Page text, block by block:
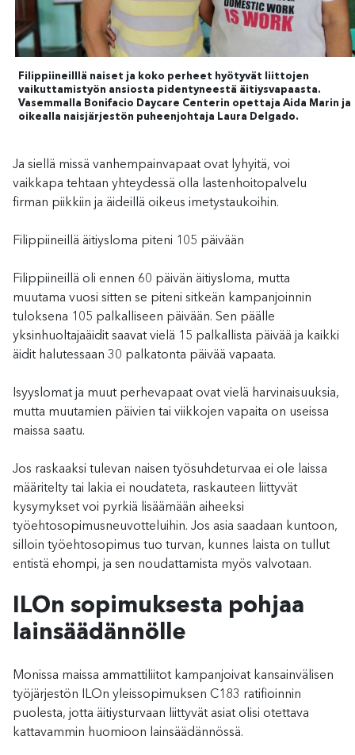
Filippiineilllä naiset ja koko perheet hyötyvät liittojen
vaikuttamistyön ansiosta pidentyneestä äitiysvapaasta.
Vasemmalla Bonifacio Daycare Centerin opettaja Aida Marin ja
oikealla naisjärjestön puheenjohtaja Laura Delgado.
Ja siellä missä vanhempainvapaat ovat lyhyitä, voi
vaikkapa tehtaan yhteydessä olla lastenhoitopalvelu
firman piikkiin ja äideillä oikeus imetystaukoihin.
Filippiineillä äitiysloma piteni 105 päivään
Filippiineillä oli ennen 60 päivän äitiysloma, mutta
muutama vuosi sitten se piteni sitkeän kampanjoinnin
tuloksena 105 palkalliseen päivään. Sen päälle
yksinhuoltajaäidit saavat vielä 15 palkallista päivää ja kaikki
äidit halutessaan 30 palkatonta päivää vapaata.
Isyyslomat ja muut perhevapaat ovat vielä harvinaisuuksia,
mutta muutamien päivien tai viikkojen vapaita on useissa
maissa saatu.
Jos raskaaksi tulevan naisen työsuhdeturvaa ei ole laissa
määritelty tai lakia ei noudateta, raskauteen liittyvät
kysymykset voi pyrkiä lisäämään aiheeksi
työehtosopimusneuvotteluihin. Jos asia saadaan kuntoon,
silloin työehtosopimus tuo turvan, kunnes laista on tullut
entistä ehompi, ja sen noudattamista myös valvotaan.
ILOn sopimuksesta pohjaa
lainsäädännölle
Monissa maissa ammattiliitot kampanjoivat kansainvälisen
työjärjestön ILOn yleissopimuksen C183 ratifioinnin
puolesta, jotta äitiysturvaan liittyvät asiat olisi otettava
kattavammin huomioon lainsäädännössä.